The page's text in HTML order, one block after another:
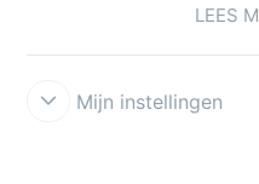
LEES
Mijn instellingen